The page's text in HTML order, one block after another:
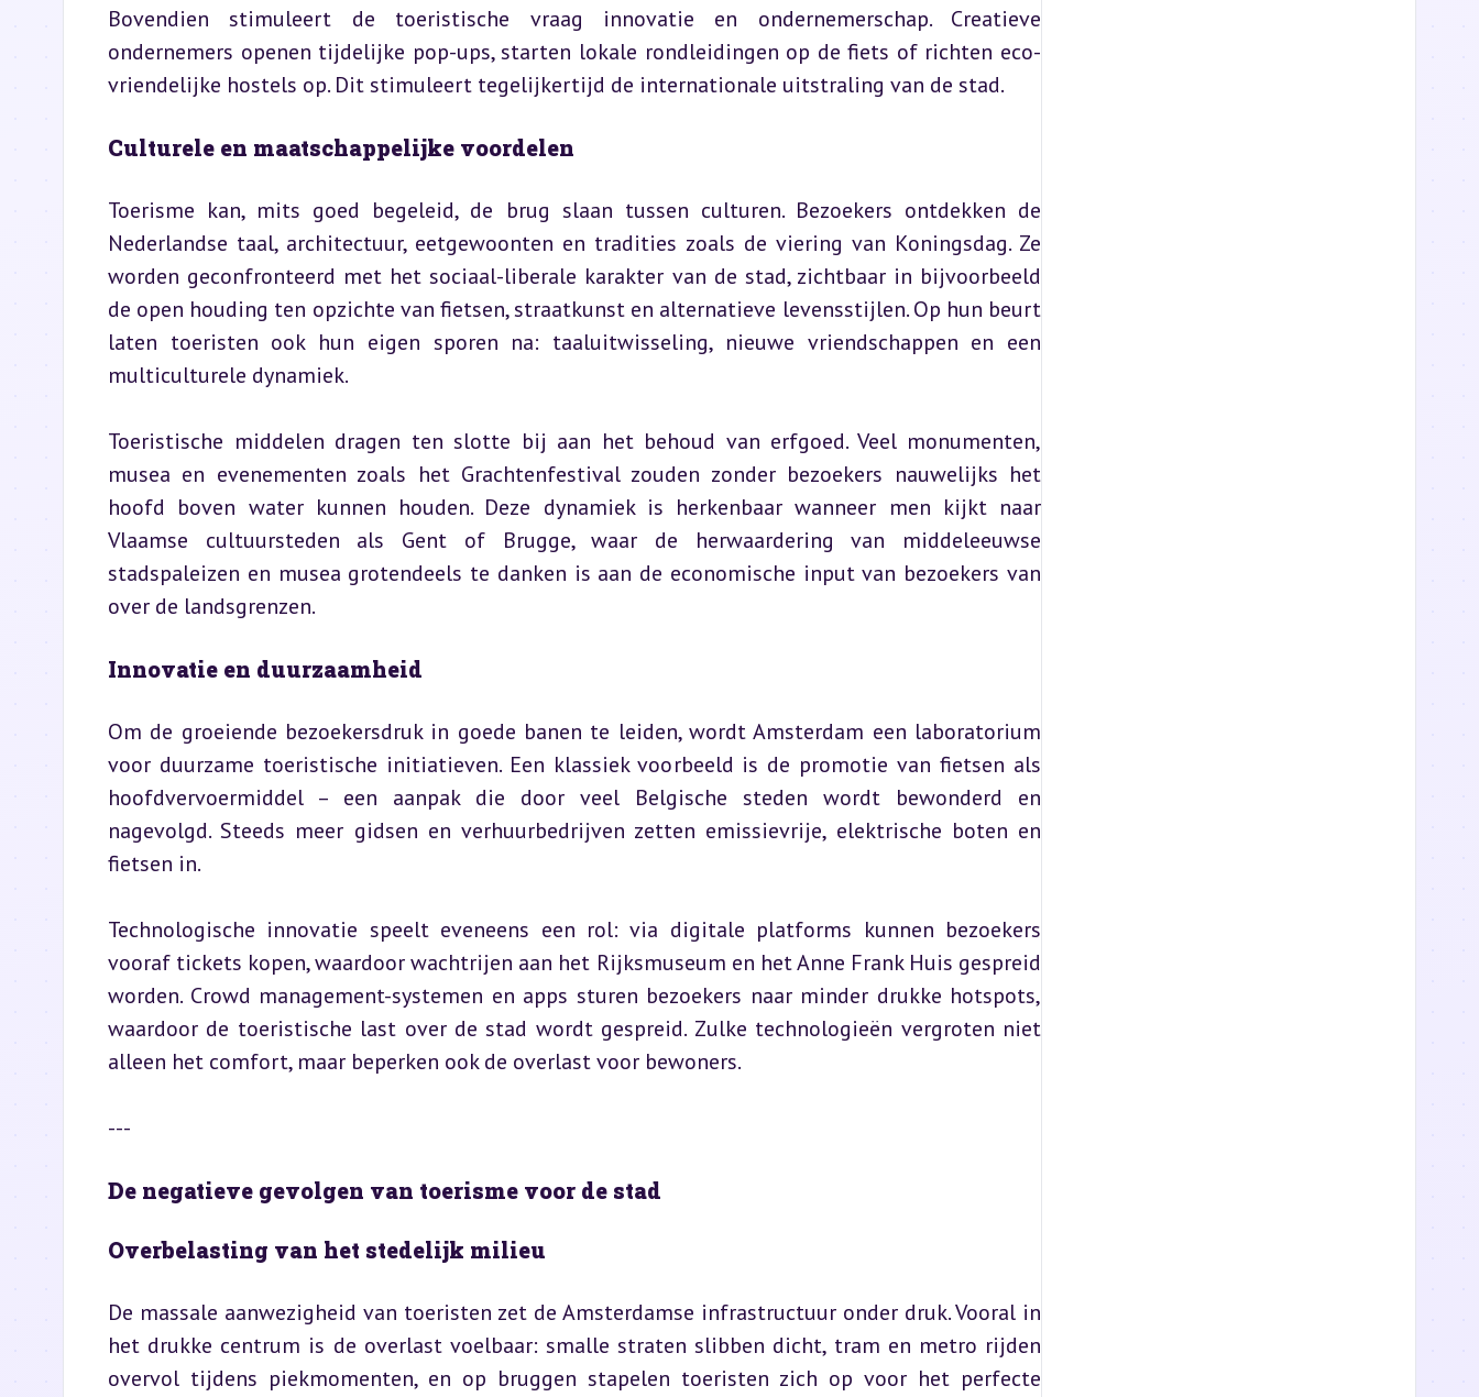
Bovendien stimuleert de toeristische vraag innovatie en ondernemerschap. Creatieve
ondernemers openen tijdelijke pop-ups, starten lokale rondleidingen op de fiets of richten eco-
vriendelijke hostels op. Dit stimuleert tegelijkertijd de internationale uitstraling van de stad.
Culturele en maatschappelijke voordelen
Toerisme kan, mits goed begeleid, de brug slaan tussen culturen. Bezoekers ontdekken de
Nederlandse taal, architectuur, eetgewoonten en tradities zoals de viering van Koningsdag. Ze
worden geconfronteerd met het sociaal-liberale karakter van de stad, zichtbaar in bijvoorbeeld
de open houding ten opzichte van fietsen, straatkunst en alternatieve levensstijlen. Op hun beurt
laten toeristen ook hun eigen sporen na: taaluitwisseling, nieuwe vriendschappen en een
multiculturele dynamiek.
Toeristische middelen dragen ten slotte bij aan het behoud van erfgoed. Veel monumenten,
musea en evenementen zoals het Grachtenfestival zouden zonder bezoekers nauwelijks het
hoofd boven water kunnen houden. Deze dynamiek is herkenbaar wanneer men kijkt naar
Vlaamse cultuursteden als Gent of Brugge, waar de herwaardering van middeleeuwse
stadspaleizen en musea grotendeels te danken is aan de economische input van bezoekers van
over de landsgrenzen.
Innovatie en duurzaamheid
Om de groeiende bezoekersdruk in goede banen te leiden, wordt Amsterdam een laboratorium
voor duurzame toeristische initiatieven. Een klassiek voorbeeld is de promotie van fietsen als
hoofdvervoermiddel – een aanpak die door veel Belgische steden wordt bewonderd en
nagevolgd. Steeds meer gidsen en verhuurbedrijven zetten emissievrije, elektrische boten en
fietsen in.
Technologische innovatie speelt eveneens een rol: via digitale platforms kunnen bezoekers
vooraf tickets kopen, waardoor wachtrijen aan het Rijksmuseum en het Anne Frank Huis gespreid
worden. Crowd management-systemen en apps sturen bezoekers naar minder drukke hotspots,
waardoor de toeristische last over de stad wordt gespreid. Zulke technologieën vergroten niet
alleen het comfort, maar beperken ook de overlast voor bewoners.
---
De negatieve gevolgen van toerisme voor de stad
Overbelasting van het stedelijk milieu
De massale aanwezigheid van toeristen zet de Amsterdamse infrastructuur onder druk. Vooral in
het drukke centrum is de overlast voelbaar: smalle straten slibben dicht, tram en metro rijden
overvol tijdens piekmomenten, en op bruggen stapelen toeristen zich op voor het perfecte